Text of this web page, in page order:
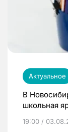
Актуальное
В
школьная
19:00 /